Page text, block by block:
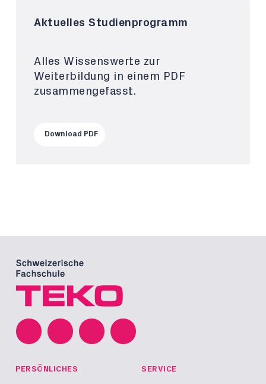
Aktuelles Studienprogramm
Alles Wissenswerte zur
Weiterbildung in einem PDF
zusammengefasst.
Download PDF
PERSÖNLICHES SERVICE